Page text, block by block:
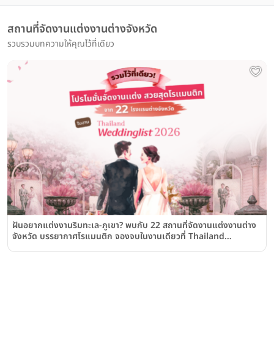
สถานที่จัดงานแต่งงานต่างจังหวัด
รวบรวมบทความให้คุณไว้ที่เดียว
ฝันอยากแต่งงานริมทะเล-ภูเขา? พบกับ 22 สถานที่จัดงานแต่งงานต่าง
จังหวัด บรรยากาศโรแมนติก จองจบในงานเดียวที่ Thailand